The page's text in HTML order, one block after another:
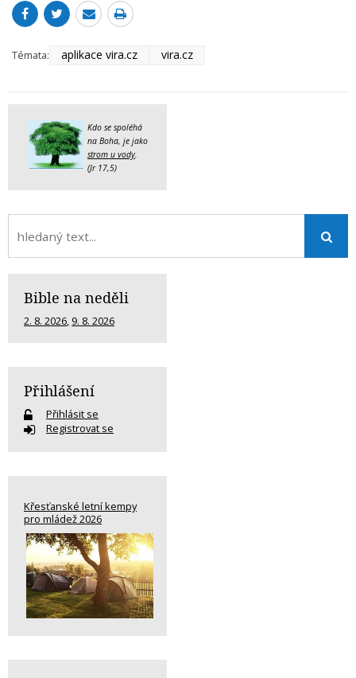
Témata: aplikace vira.cz vira.cz
Kdo se spoléhá
na Boha, je jako
strom u vody.
(Jr 17,5)
Bible na neděli
2. 8. 2026, 9. 8. 2026
Přihlášení
Přihlásit se
Registrovat se
Křesťanské letní kempy
pro mládež 2026